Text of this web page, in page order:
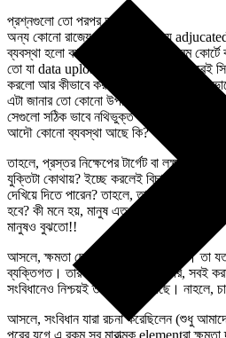
প্রশ্নগুলো তো পরপর আসে—
অন্য কোনো রাজ্যে কি বিচারপতি দিয়ে
ব্যবস্থা হলো কার বিশেষ উদ্যোগে, সুপ্রিম কোর্টে
তো যা data upload করা হয়েছে, তার উপরেই
করলো আর কীভাবে করলো? সেখানেই ইচ্ছাকৃত
এটা জানার তো কোনো উপায় নেই যে মানুষ যে
সেগুলো সঠিক ভাবে নথিভুক্ত হয়েছে কি হয়নি।
আদৌ কোনো ব্যবস্থা আছে কি?
তাহলে, প্রস্তর নিক্ষেপের টার্গেট বা লক্ষ্যবস্তু
যুক্তিটা কোথায়? ইচ্ছে করলেই বিচারকরা
দেখিয়ে দিতে পারেন? তাহলে, তাদের আটকে
হবে? কী মনে হয়, মানুষ এত সরল/বোকা যে
মানুষও বুঝতো!!
আসলে, ক্ষমতা ছেড়ে যেতে কেউই চায় না। তা
ব্যক্তিগত। তার জন্য যা যা করা দরকার, সবই
সংবিধানেও নিশ্চয়ই তার scope আছে। নাহলে,
আসলে, সংবিধান যারা রচনা করেছিলেন (শুধু